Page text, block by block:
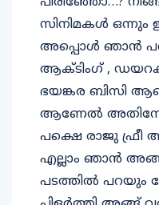
സിനിമകള്‍ ഒന്നും
അപ്പൊള്‍ ഞാന്‍
ആക്ടിംഗ് ,
ഭയങ്കര ബിസി
ആണേല്‍
പക്ഷെ രാജു ഫ്രീ
എല്ലാം ഞാന്‍ അങ്ങ്
പടത്തില്‍